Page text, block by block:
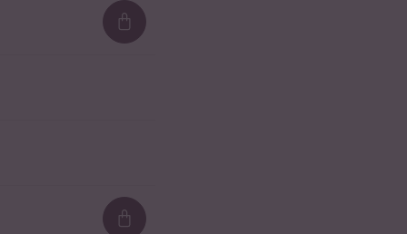
Loading...
Loading...